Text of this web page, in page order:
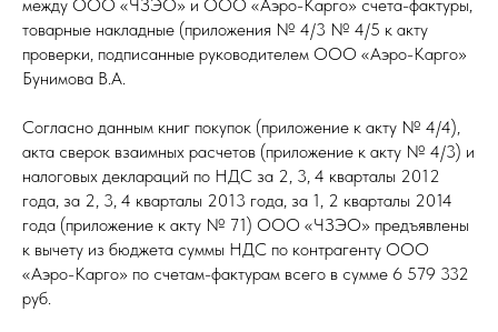
между ООО «ЧЗЭО» и ООО «Аэро-Карго» счета-фактуры,
товарные накладные (приложения № 4/3 № 4/5 к акту
проверки, подписанные руководителем ООО «Аэро-Карго»
Бунимова В.А.
Согласно данным книг покупок (приложение к акту № 4/4),
акта сверок взаимных расчетов (приложение к акту № 4/3) и
налоговых деклараций по НДС за 2, 3, 4 кварталы 2012
года, за 2, 3, 4 кварталы 2013 года, за 1, 2 кварталы 2014
года (приложение к акту № 71) ООО «ЧЗЭО» предъявлены
к вычету из бюджета суммы НДС по контрагенту ООО
«Аэро-Карго» по счетам-фактурам всего в сумме 6 579 332
руб.